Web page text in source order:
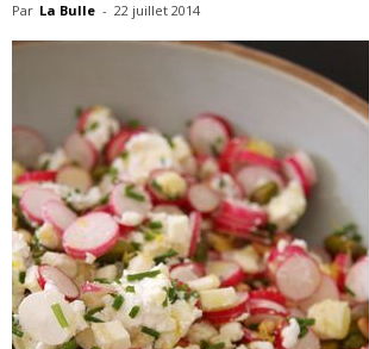
Par La Bulle - 22 juillet 2014